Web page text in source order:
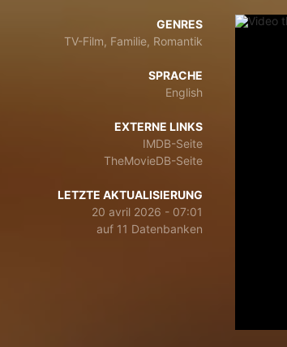
GENRES
TV-Film, Familie, Romantik
SPRACHE
English
EXTERNE LINKS
IMDB-Seite
TheMovieDB-Seite
LETZTE AKTUALISIERUNG
20 avril 2026 - 07:01
auf 11 Datenbanken